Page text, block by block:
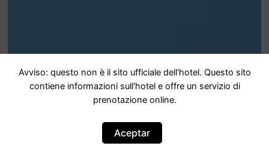
Avviso: questo non è il sito ufficiale dell'hotel. Questo sito
contiene informazioni sull'hotel e offre un servizio di
prenotazione online.
Aceptar